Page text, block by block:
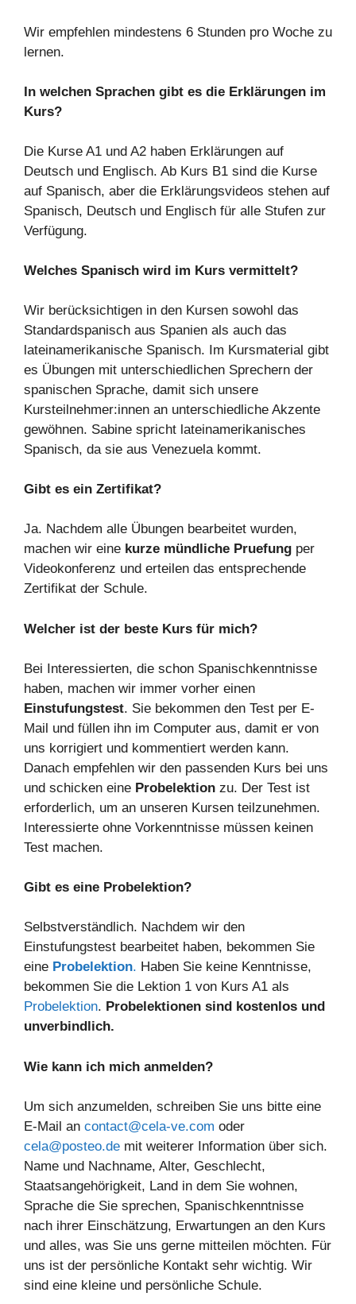
Wir empfehlen mindestens 6 Stunden pro Woche zu
lernen.
In welchen Sprachen gibt es die Erklärungen im
Kurs?
Die Kurse A1 und A2 haben Erklärungen auf
Deutsch und Englisch. Ab Kurs B1 sind die Kurse
auf Spanisch, aber die Erklärungsvideos stehen auf
Spanisch, Deutsch und Englisch für alle Stufen zur
Verfügung.
Welches Spanisch wird im Kurs vermittelt?
Wir berücksichtigen in den Kursen sowohl das
Standardspanisch aus Spanien als auch das
lateinamerikanische Spanisch. Im Kursmaterial gibt
es Übungen mit unterschiedlichen Sprechern der
spanischen Sprache, damit sich unsere
Kursteilnehmer:innen an unterschiedliche Akzente
gewöhnen. Sabine spricht lateinamerikanisches
Spanisch, da sie aus Venezuela kommt.
Gibt es ein Zertifikat?
Ja. Nachdem alle Übungen bearbeitet wurden,
machen wir eine kurze mündliche Pruefung per
Videokonferenz und erteilen das entsprechende
Zertifikat der Schule.
Welcher ist der beste Kurs für mich?
Bei Interessierten, die schon Spanischkenntnisse
haben, machen wir immer vorher einen
Einstufungstest. Sie bekommen den Test per E-
Mail und füllen ihn im Computer aus, damit er von
uns korrigiert und kommentiert werden kann.
Danach empfehlen wir den passenden Kurs bei uns
und schicken eine Probelektion zu. Der Test ist
erforderlich, um an unseren Kursen teilzunehmen.
Interessierte ohne Vorkenntnisse müssen keinen
Test machen.
Gibt es eine Probelektion?
Selbstverständlich. Nachdem wir den
Einstufungstest bearbeitet haben, bekommen Sie
eine Probelektion. Haben Sie keine Kenntnisse,
bekommen Sie die Lektion 1 von Kurs A1 als
Probelektion. Probelektionen sind kostenlos und
unverbindlich.
Wie kann ich mich anmelden?
Um sich anzumelden, schreiben Sie uns bitte eine
E-Mail an contact@cela-ve.com oder
cela@posteo.de mit weiterer Information über sich.
Name und Nachname, Alter, Geschlecht,
Staatsangehörigkeit, Land in dem Sie wohnen,
Sprache die Sie sprechen, Spanischkenntnisse
nach ihrer Einschätzung, Erwartungen an den Kurs
und alles, was Sie uns gerne mitteilen möchten. Für
uns ist der persönliche Kontakt sehr wichtig. Wir
sind eine kleine und persönliche Schule.